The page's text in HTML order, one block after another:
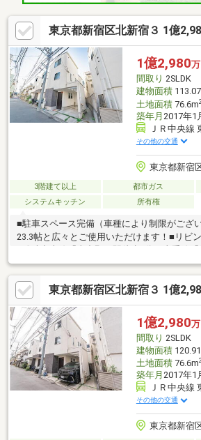
東京都新宿区北新宿３ 1億
1億2,980
間取り 2SLDK
建物面積
土地面積76.6m2
築年月 2017年1
ＪＲ中央線
その他の交通
東京都新宿
3階建て以上 都市ガス
システムキッチン
所有権
■駐車スペース完備（車種により制限がござ
23.3帖と広々とご使用いただけます！■リビ
分～周辺情報～・Ｏｌｙｍｐｉｃ北新宿店ま
420m）・ＤＡＩＳＯユニゾンモール東中野
445m）・北新宿三郵便局まで徒歩5分（約
校まで徒歩3分（約212 m）※容積率は前面道
160％に制限されます。
東京都新宿区北新宿３ 1億
1億2,980
間取り 2SLDK
建物面積
土地面積76.6m2
築年月 2017年1
ＪＲ中央線
その他の交通
東京都新宿